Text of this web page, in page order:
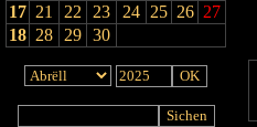
17 21 22 23 24 25 26 27
18 28 29 30